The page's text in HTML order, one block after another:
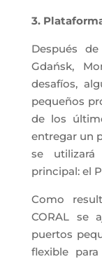
3.
Después
Gdańsk,
desafíos,
pequeños
de los
entregar un
se
principal: el
Como
CORAL se
puertos
flexible